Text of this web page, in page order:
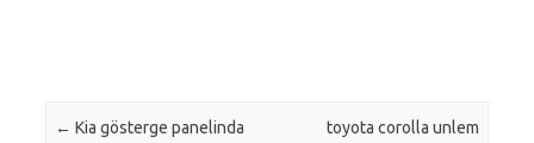
Post navigation
← Kia gösterge panelinda
toyota corolla unlem